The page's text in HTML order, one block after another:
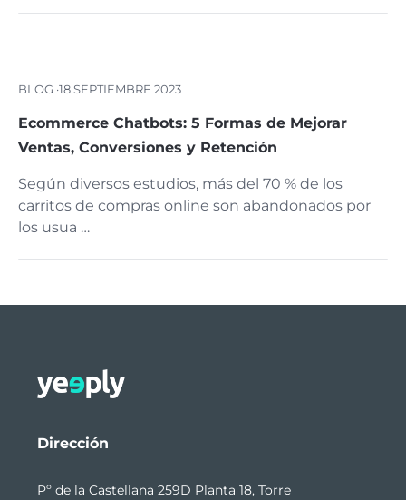
BLOG ·18 SEPTIEMBRE 2023
Ecommerce Chatbots: 5 Formas de Mejorar
Ventas, Conversiones y Retención
Según diversos estudios, más del 70 % de los
carritos de compras online son abandonados por
los usua …
Dirección
Pº de la Castellana 259D Planta 18, Torre